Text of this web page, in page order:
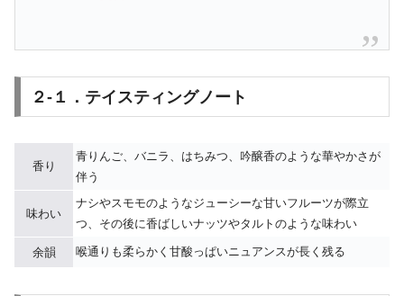
２-１．テイスティングノート
香り
青りんご、バニラ、はちみつ、吟醸香のような華やかさが
伴う
味わい
ナシやスモモのようなジューシーな甘いフルーツが際立
つ、その後に香ばしいナッツやタルトのような味わい
余韻 喉通りも柔らかく甘酸っぱいニュアンスが長く残る